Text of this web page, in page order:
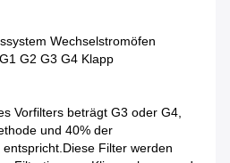
Wechselstromöfen
G2 G3 G4 Klapp
Vorfilters beträgt G3 oder G4,
und 40% der
Filter werden